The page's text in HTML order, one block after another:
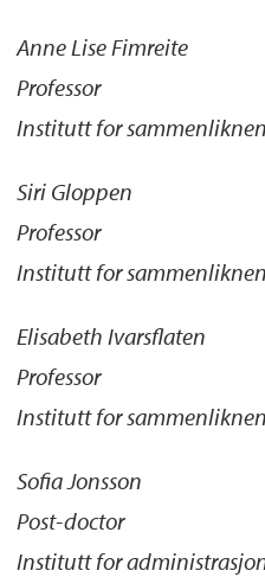
Anne Lise Fimreite
Professor
Institutt for
Siri Gloppen
Professor
Institutt for
Elisabeth Ivarsflaten
Professor
Institutt for
Sofia Jonsson
Post-doctor
Institutt for